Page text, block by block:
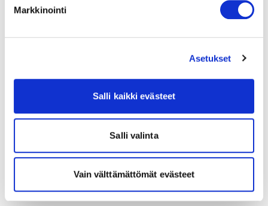
Markkinointi
Asetukset
Salli kaikki evästeet
Salli valinta
Vain välttämättömät evästeet